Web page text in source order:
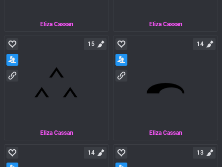
Eliza Cassan Eliza Cassan
Eliza Cassan
15
Eliza Cassan
14
14 13